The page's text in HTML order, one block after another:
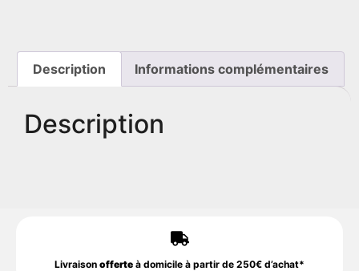
Description Informations complémentaires
Description
Livraison offerte à domicile à partir de 250€ d’achat*